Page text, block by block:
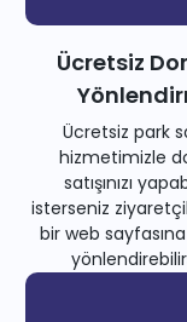
Ücretsiz
Ücretsiz park
hizmetimizle
satışınızı
isterseniz
bir web